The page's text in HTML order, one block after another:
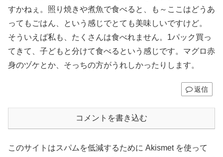
すかねぇ。照り焼きや煮魚で食べると、も～ここはどうあ
ってもごはん、という感じでとても美味しいですけど。
そういえば私も、たくさんは食べれません。1パック買っ
てきて、子どもと分けて食べるという感じです。マグロ赤
身のヅケとか、そっちの方がうれしかったりします。
返信
コメントを書き込む
このサイトはスパムを低減するために Akismet を使って